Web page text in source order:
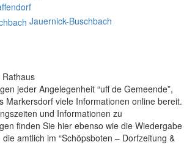
Jauernick-Buschbach
jeder Angelegenheit “uff de Gemeende”,
Markersdorf viele Informationen online bereit.
und Informationen zu
finden Sie hier ebenso wie die Wiedergabe
amtlich im “Schöpsboten – Dorfzeitung &